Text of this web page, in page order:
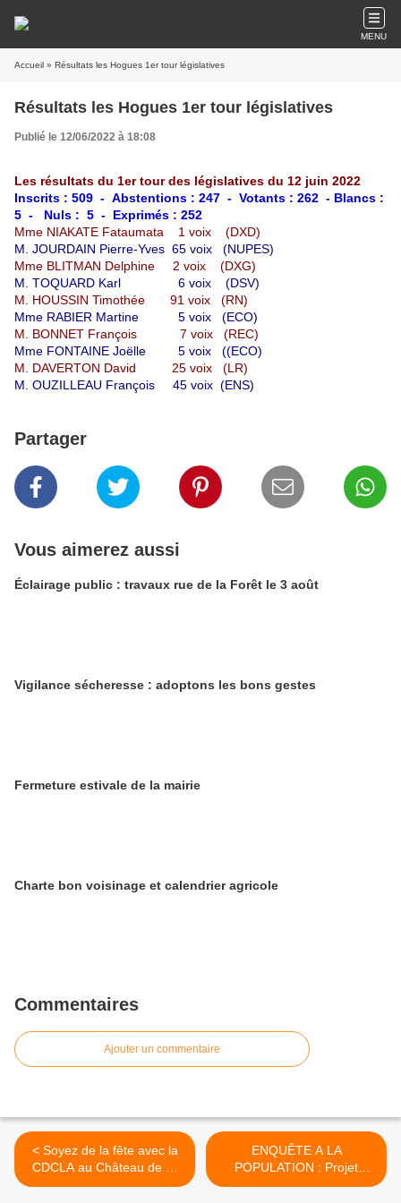
MENU
Accueil » Résultats les Hogues 1er tour législatives
Résultats les Hogues 1er tour législatives
Publié le 12/06/2022 à 18:08
Les résultats du 1er tour des législatives du 12 juin 2022
Inscrits : 509 - Abstentions : 247 - Votants : 262 - Blancs :
5 - Nuls : 5 - Exprimés : 252
Mme NIAKATE Fataumata 1 voix (DXD)
M. JOURDAIN Pierre-Yves 65 voix (NUPES)
Mme BLITMAN Delphine 2 voix (DXG)
M. TOQUARD Karl 6 voix (DSV)
M. HOUSSIN Timothée 91 voix (RN)
Mme RABIER Martine 5 voix (ECO)
M. BONNET François 7 voix (REC)
Mme FONTAINE Joëlle 5 voix ((ECO)
M. DAVERTON David 25 voix (LR)
M. OUZILLEAU François 45 voix (ENS)
Partager
Vous aimerez aussi
Éclairage public : travaux rue de la Forêt le 3 août
Vigilance sécheresse : adoptons les bons gestes
​​​​​​​Fermeture estivale de la mairie
Charte bon voisinage et calendrier agricole
Commentaires
Ajouter un commentaire
< Soyez de la fête avec la
CDCLA au Château de St
Crespin
ENQUÊTE A LA
POPULATION : Projet
éducatif et social local >